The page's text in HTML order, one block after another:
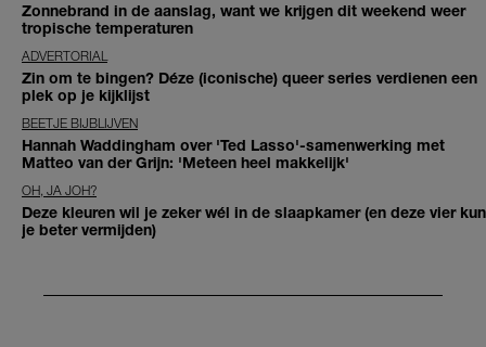
Zonnebrand in de aanslag, want we krijgen dit weekend weer
tropische temperaturen
ADVERTORIAL
Zin om te bingen? Déze (iconische) queer series verdienen een
plek op je kijklijst
BEETJE BIJBLIJVEN
Hannah Waddingham over 'Ted Lasso'-samenwerking met
Matteo van der Grijn: 'Meteen heel makkelijk'
OH, JA JOH?
Deze kleuren wil je zeker wél in de slaapkamer (en deze vier kun
je beter vermijden)